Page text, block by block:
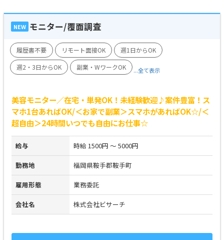
NEW モニター/覆面調査
履歴書不要 リモート面接OK
週1日からOK
週2・3日からOK
副業・WワークOK ...全て表示
美容モニター／在宅・単発OK！未経験歓迎♪案件豊富！ス
マホ1台あればOK/＜お家で副業＞スマホがあればOK☆/＜
超自由＞24時間いつでも自由にお仕事☆
給与 時給 1500円 ～ 5000円
勤務地 福岡県鞍手郡鞍手町
雇用形態 業務委託
会社名 株式会社ビサーチ